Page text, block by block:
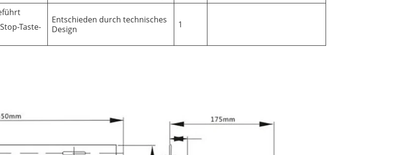
Taste-
Entschieden durch technisches
Design
1